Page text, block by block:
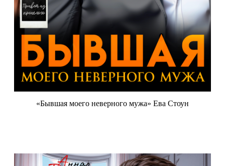
«Бывшая моего неверного мужа» Ева Стоун